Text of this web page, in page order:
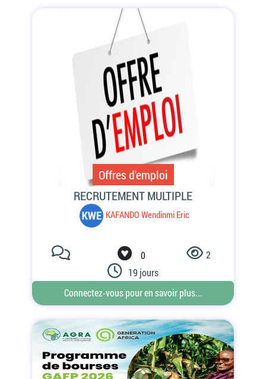
Offres d'emploi
0
2
19 jours
Connectez-vous pour en savoir plus...